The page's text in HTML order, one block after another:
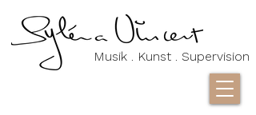
Musik . Kunst . Supervision